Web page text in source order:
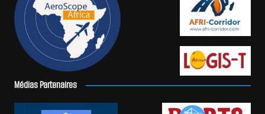
Médias Partenaires